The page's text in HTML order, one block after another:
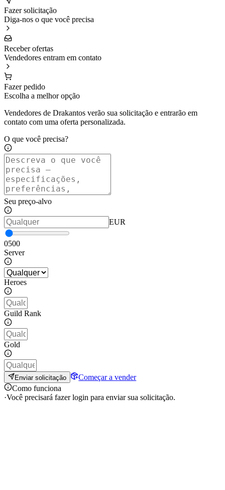
Fazer solicitação
Diga-nos o que você precisa
Receber ofertas
Vendedores entram em contato
Fazer pedido
Escolha a melhor opção
Vendedores de Drakantos verão sua solicitação e entrarão em
contato com uma oferta personalizada.
O que você precisa?
Seu preço-alvo
EUR
0500
Server
Heroes
Guild Rank
Gold
Enviar solicitação
Começar a vender
Como funciona
·Você precisará fazer login para enviar sua solicitação.